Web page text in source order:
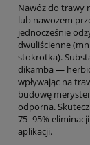
Nawóz do trawy
lub nawozem
jednocześnie
dwuliścienne
stokrotka).
dikamba —
wpływając na
budowę
odporna.
75–95%
aplikacji.